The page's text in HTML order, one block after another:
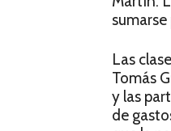
Las
Tomás
y las
de